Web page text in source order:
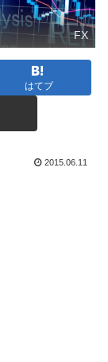
FX
はてブ
2015.06.11